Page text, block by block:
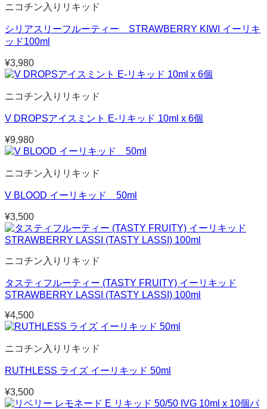
ニコチン入りリキッド
シリアスリーフルーティー STRAWBERRY KIWI イーリキ
ッド100ml
¥3,980
ニコチン入りリキッド
V DROPSアイスミント E-リキッド 10ml x 6個
¥9,980
ニコチン入りリキッド
V BLOOD イーリキッド 50ml
¥3,500
ニコチン入りリキッド
タスティフルーティー (TASTY FRUITY) イーリキッド
STRAWBERRY LASSI (TASTY LASSI) 100ml
¥4,500
ニコチン入りリキッド
RUTHLESS ライズ イーリキッド 50ml
¥3,500